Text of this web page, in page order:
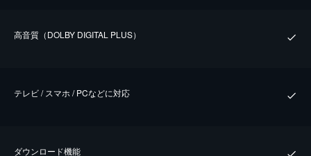
⾼⾳質（DOLBY DIGITAL PLUS）
テレビ / スマホ / PCなどに対応
ダウンロード機能